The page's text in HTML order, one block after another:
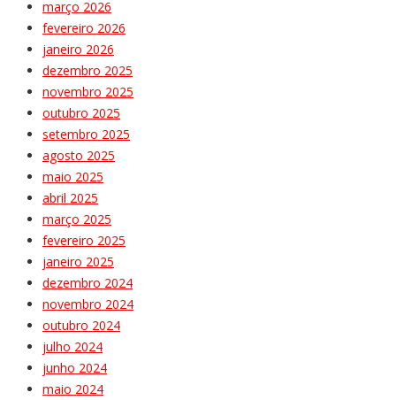
março 2026
fevereiro 2026
janeiro 2026
dezembro 2025
novembro 2025
outubro 2025
setembro 2025
agosto 2025
maio 2025
abril 2025
março 2025
fevereiro 2025
janeiro 2025
dezembro 2024
novembro 2024
outubro 2024
julho 2024
junho 2024
maio 2024